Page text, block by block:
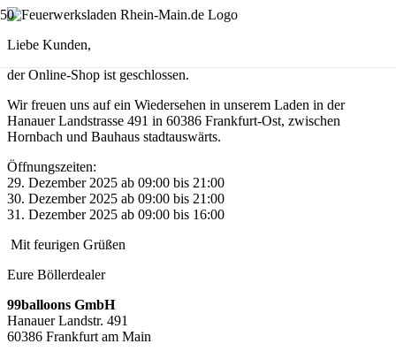
Liebe Kunden,
der Online-Shop ist geschlossen.
Wir freuen uns auf ein Wiedersehen in unserem Laden in der
Hanauer Landstrasse 491 in 60386 Frankfurt-Ost, zwischen
Hornbach und Bauhaus stadtauswärts.
Öffnungszeiten:
29. Dezember 2025 ab 09:00 bis 21:00
30. Dezember 2025 ab 09:00 bis 21:00
31. Dezember 2025 ab 09:00 bis 16:00
Mit feurigen Grüßen
Eure Böllerdealer
99balloons GmbH
Hanauer Landstr. 491
60386 Frankfurt am Main